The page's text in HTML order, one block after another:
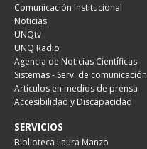
Comunicación Institucional
Noticias
UNQtv
UNQ Radio
Agencia de Noticias Científicas
Sistemas - Serv. de comunicación
Artículos en medios de prensa
Accesibilidad y Discapacidad
SERVICIOS
Biblioteca Laura Manzo